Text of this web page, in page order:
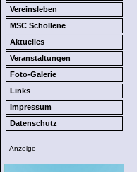
Vereinsleben
MSC Schollene
Aktuelles
Veranstaltungen
Foto-Galerie
Links
Impressum
Datenschutz
Anzeige